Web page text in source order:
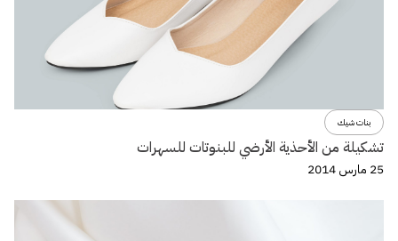
بنات شيك
تشكيلة من الأحذية الأرضي للبنوتات للسهرات
25 مارس 2014